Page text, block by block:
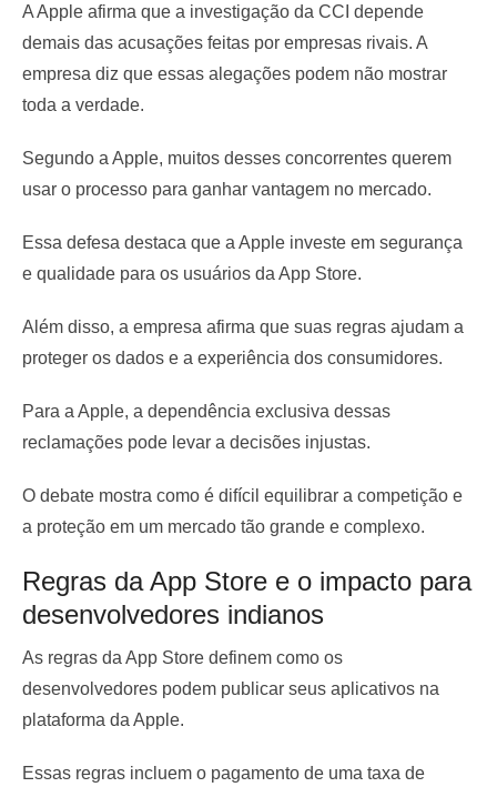
A Apple afirma que a investigação da CCI depende
demais das acusações feitas por empresas rivais. A
empresa diz que essas alegações podem não mostrar
toda a verdade.
Segundo a Apple, muitos desses concorrentes querem
usar o processo para ganhar vantagem no mercado.
Essa defesa destaca que a Apple investe em segurança
e qualidade para os usuários da App Store.
Além disso, a empresa afirma que suas regras ajudam a
proteger os dados e a experiência dos consumidores.
Para a Apple, a dependência exclusiva dessas
reclamações pode levar a decisões injustas.
O debate mostra como é difícil equilibrar a competição e
a proteção em um mercado tão grande e complexo.
Regras da App Store e o impacto para
desenvolvedores indianos
As regras da App Store definem como os
desenvolvedores podem publicar seus aplicativos na
plataforma da Apple.
Essas regras incluem o pagamento de uma taxa de